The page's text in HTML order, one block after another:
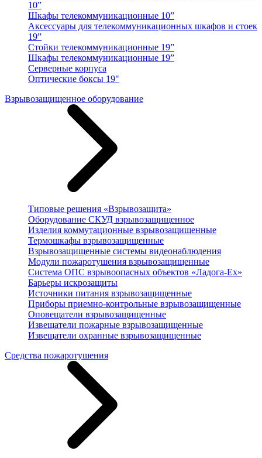
10”
Шкафы телекоммуникационные 10”
Аксессуары для телекоммуникационных шкафов и стоек
19”
Стойки телекоммуникационные 19”
Шкафы телекоммуникационные 19”
Серверные корпуса
Оптические боксы 19"
Взрывозащищенное оборудование
Типовые решения «Взрывозащита»
Оборудование СКУД взрывозащищенное
Изделия коммутационные взрывозащищенные
Термошкафы взрывозащищенные
Взрывозащищенные системы видеонаблюдения
Модули пожаротушения взрывозащищенные
Система ОПС взрывоопасных объектов «Ладога-Ex»
Барьеры искрозащиты
Источники питания взрывозащищенные
Приборы приемно-контрольные взрывозащищенные
Оповещатели взрывозащищенные
Извещатели пожарные взрывозащищенные
Извещатели охранные взрывозащищенные
Средства пожаротушения